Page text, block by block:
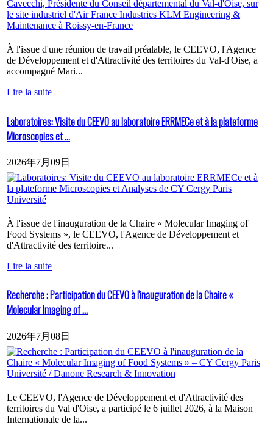
À l'issue d'une réunion de travail préalable, le CEEVO, l'Agence
de Développement et d'Attractivité des territoires du Val-d'Oise, a
accompagné Mari...
Lire la suite
Laboratoires: Visite du CEEVO au laboratoire ERRMECe et à la plateforme
Microscopies et ...
2026年7月09日
À l'issue de l'inauguration de la Chaire « Molecular Imaging of
Food Systems », le CEEVO, l'Agence de Développement et
d'Attractivité des territoire...
Lire la suite
Recherche : Participation du CEEVO à l'inauguration de la Chaire «
Molecular Imaging of ...
2026年7月08日
Le CEEVO, l'Agence de Développement et d'Attractivité des
territoires du Val d'Oise, a participé le 6 juillet 2026, à la Maison
Internationale de la...